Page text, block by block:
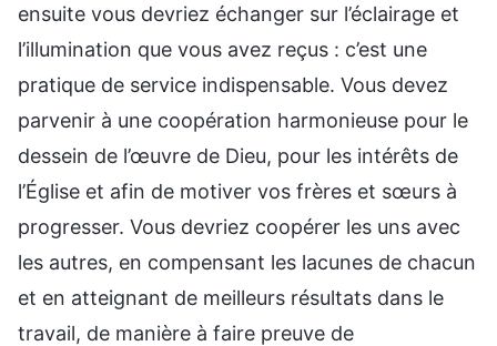
ensuite vous devriez échanger sur l’éclairage et
l’illumination que vous avez reçus : c’est une
pratique de service indispensable. Vous devez
parvenir à une coopération harmonieuse pour le
dessein de l’œuvre de Dieu, pour les intérêts de
l’Église et afin de motiver vos frères et sœurs à
progresser. Vous devriez coopérer les uns avec
les autres, en compensant les lacunes de chacun
et en atteignant de meilleurs résultats dans le
travail, de manière à faire preuve de